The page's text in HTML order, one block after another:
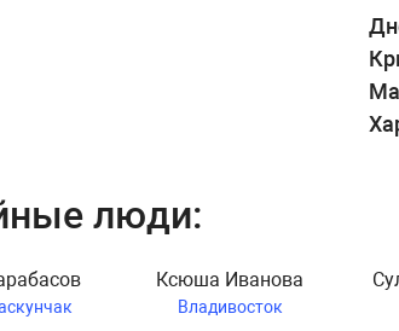
люди:
Ксюша Иванова
Владивосток